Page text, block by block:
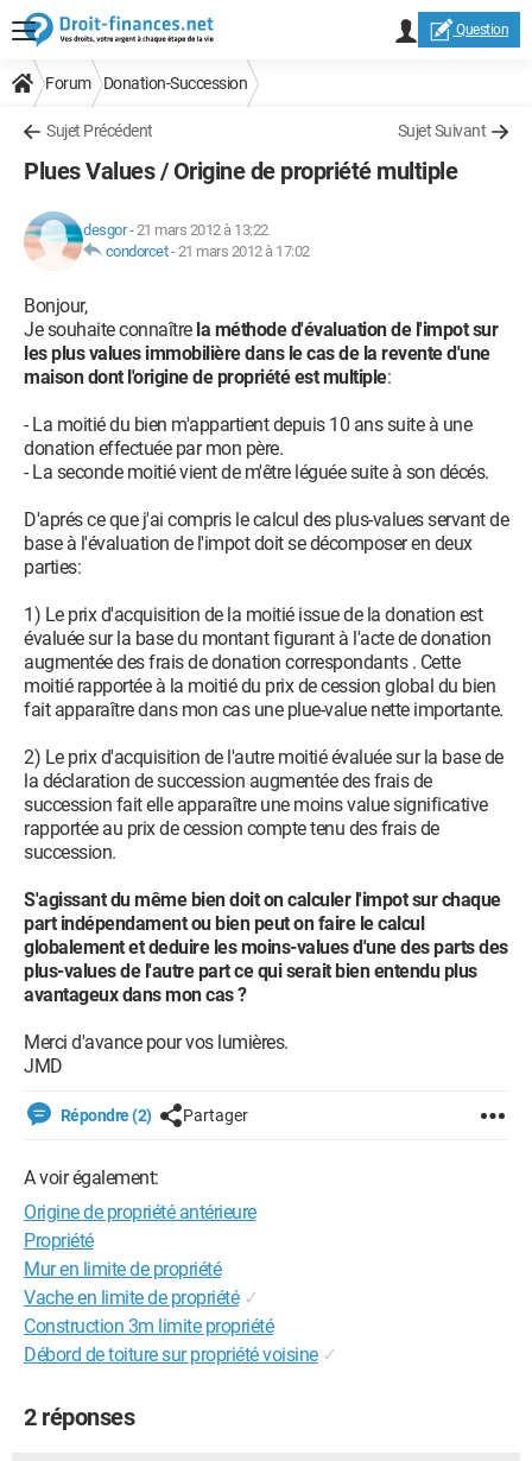
Question
Forum Donation-Succession
Sujet Précédent Sujet Suivant
Plues Values / Origine de propriété multiple
desgor-21 mars 2012 à 13:22
condorcet-21 mars 2012 à 17:02
Bonjour,
Je souhaite connaîtrela méthode d'évaluation de l'impot sur
les plus values immobilière dans le cas de la revente d'une
maison dont l'origine de propriété est multiple:
- La moitié du bien m'appartient depuis 10 ans suite à une
donation effectuée par mon père.
- La seconde moitié vient de m'être léguée suite à son décés.
D'aprés ce que j'ai compris le calcul des plus-values servant de
base à l'évaluation de l'impot doit se décomposer en deux
parties:
1) Le prix d'acquisition de la moitié issue de la donation est
évaluée sur la base du montant figurant à l'acte de donation
augmentée des frais de donation correspondants . Cette
moitié rapportée à la moitié du prix de cession global du bien
fait apparaître dans mon cas une plue-value nette importante.
2) Le prix d'acquisition de l'autre moitié évaluée sur la base de
la déclaration de succession augmentée des frais de
succession fait elle apparaître une moins value significative
rapportée au prix de cession compte tenu des frais de
succession.
S'agissant du même bien doit on calculer l'impot sur chaque
part indépendament ou bien peut on faire le calcul
globalement et deduire les moins-values d'une des parts des
plus-values de l'autre part ce qui serait bien entendu plus
avantageux dans mon cas ?
Merci d'avance pour vos lumières.
JMD
Répondre (2) Partager
A voir également:
Origine de propriété antérieure
Propriété
Mur en limite de propriété
Vache en limite de propriété ✓
Construction 3m limite propriété
Débord de toiture sur propriété voisine ✓
2 réponses